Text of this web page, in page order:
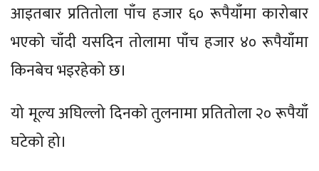
आइतबार प्रतितोला पाँच हजार ६० रूपैयाँमा कारोबार
भएको चाँदी यसदिन तोलामा पाँच हजार ४० रूपैयाँमा
किनबेच भइरहेको छ।
यो मूल्य अघिल्लो दिनको तुलनामा प्रतितोला २० रूपैयाँ
घटेको हो।